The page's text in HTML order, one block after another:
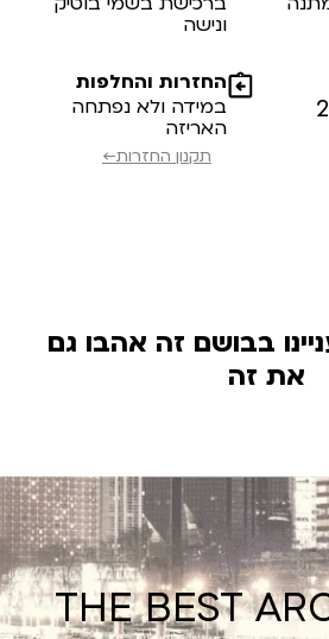
ונישה
החזרות והחלפות
במידה ולא נפתחה
האריזה
תקנון החזרות←
בבושם זה אהבו גם
את זה
THE BEST